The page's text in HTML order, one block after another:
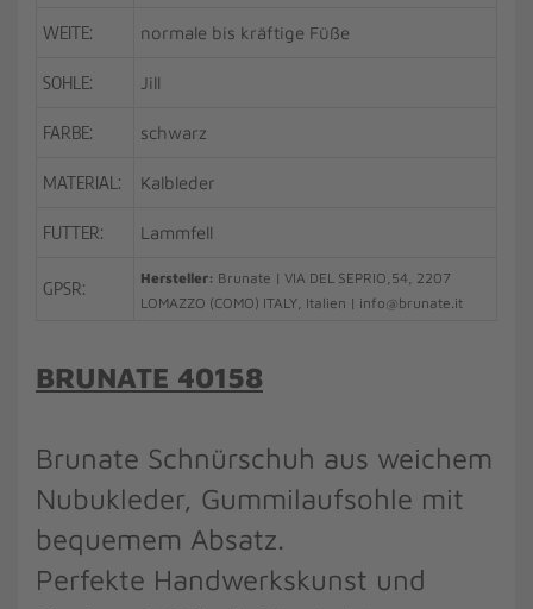
WEITE: normale bis kräftige Füße
SOHLE: Jill
FARBE: schwarz
MATERIAL: Kalbleder
FUTTER: Lammfell
GPSR: Hersteller: Brunate | VIA DEL SEPRIO,54, 2207
LOMAZZO (COMO) ITALY, Italien | info@brunate.it
BRUNATE 40158
Brunate Schnürschuh aus weichem
Nubukleder, Gummilaufsohle mit
bequemem Absatz.
Perfekte Handwerkskunst und